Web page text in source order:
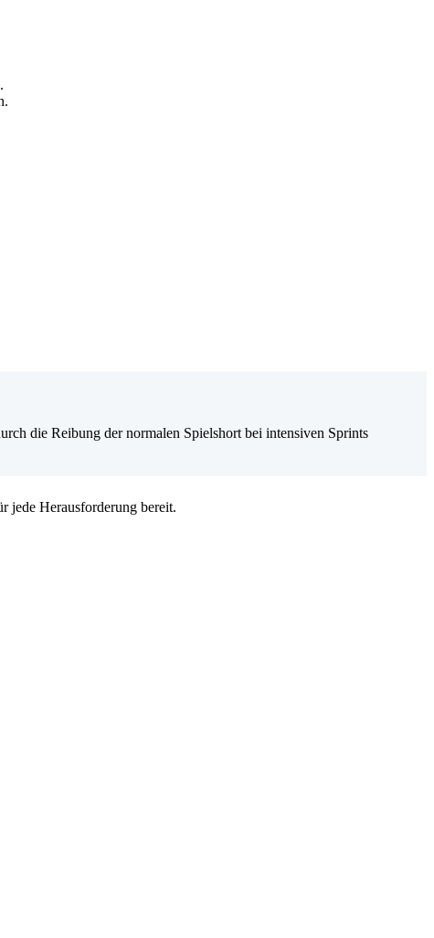
die Reibung der normalen Spielshort bei intensiven Sprints
jede Herausforderung bereit.